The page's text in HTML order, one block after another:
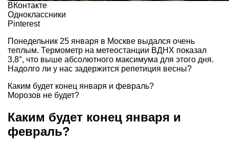
ВКонтакте
Одноклассники
Pinterest
Понедельник 25 января в Москве выдался очень
теплым. Термометр на метеостанции ВДНХ показал
3,8°, что выше абсолютного максимума для этого дня.
Надолго ли у нас задержится репетиция весны?
Каким будет конец января и февраль?
Морозов не будет?
Каким будет конец января и
февраль?